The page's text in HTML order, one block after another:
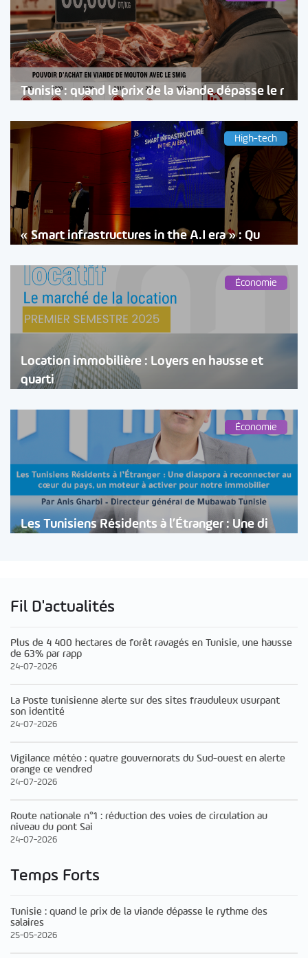
Tunisie : quand le prix de la viande dépasse le r
High-tech
« Smart infrastructures in the A.I era » : Qu
Économie
Location immobilière : Loyers en hausse et
quarti
Économie
Les Tunisiens Résidents à l’Étranger : Une di
Fil D'actualités
Plus de 4 400 hectares de forêt ravagés en Tunisie, une hausse
de 63% par rapp
24-07-2026
La Poste tunisienne alerte sur des sites frauduleux usurpant
son identité
24-07-2026
Vigilance météo : quatre gouvernorats du Sud-ouest en alerte
orange ce vendred
24-07-2026
Route nationale n°1 : réduction des voies de circulation au
niveau du pont Sai
24-07-2026
Temps Forts
Tunisie : quand le prix de la viande dépasse le rythme des
salaires
25-05-2026